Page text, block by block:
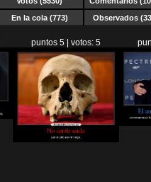
En la cola (773) Observados
puntos 5 | votos: 5